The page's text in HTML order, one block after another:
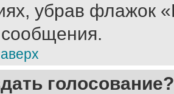
убрав флажок
сообщения.
голосование?